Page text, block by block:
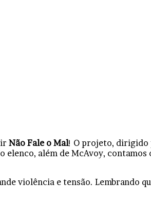
Não Fale o Mal! O projeto, dirigido
além de McAvoy, contamos
violência e tensão. Lembrando